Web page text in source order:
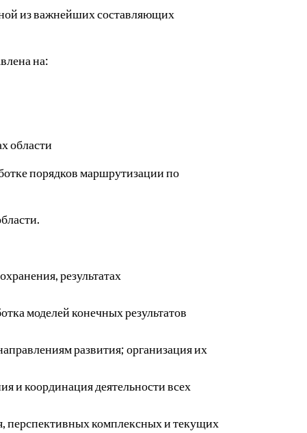
из важнейших составляющих
на:
области
порядков маршрутизации по
результатах
моделей конечных результатов
развития; организация их
и координация деятельности всех
перспективных комплексных и текущих